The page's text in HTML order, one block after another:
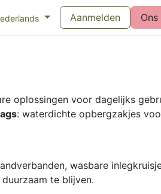
Kieswijzer maandverband
Aanmelden
oplossingen voor dagelijks
: waterdichte opbergzakjes
wasbare
te blijven.